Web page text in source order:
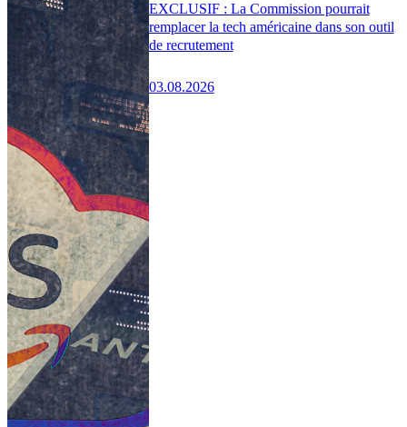
EXCLUSIF : La Commission pourrait
remplacer la tech américaine dans son outil
de recrutement
03.08.2026